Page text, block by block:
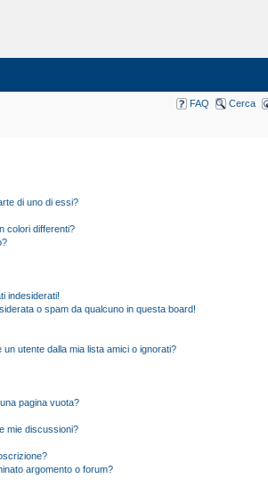
FAQ Cerca
di uno di essi?
colori differenti?
indesiderati!
o spam da qualcuno in questa board!
utente dalla mia lista amici o ignorati?
pagina vuota?
mie discussioni?
argomento o forum?